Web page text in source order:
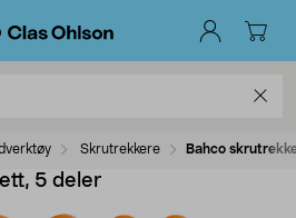
Skrutrekkere Bahco
5 deler